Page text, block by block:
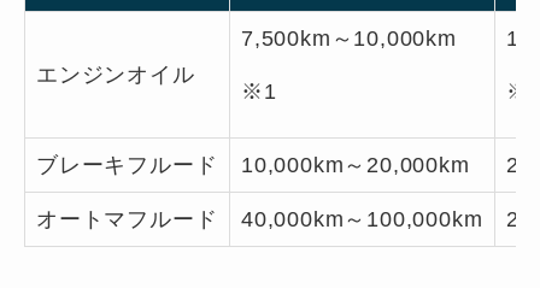
エンジンオイル
7,500km～10,000km
※1
1
ブレーキフルード 10,000km～20,000km 2
オートマフルード 40,000km～100,000km 2